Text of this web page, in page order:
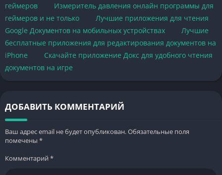
геймеров
Измеритель давления онлайн программы для
геймеров и не только
Лучшие приложения для чтения
Google Документов на мобильных устройствах
Лучшие
бесплатные приложения для редактирования документов на
iPhone
Скачайте приложение Докс для удобного чтения
документов на игре
ДОБАВИТЬ КОММЕНТАРИЙ
Ваш адрес email не будет опубликован.Обязательные поля
помечены *
Комментарий*